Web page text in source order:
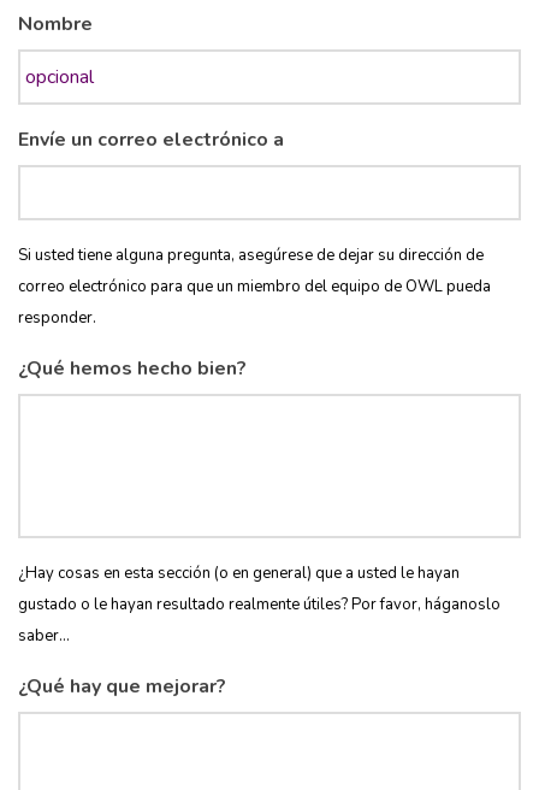
Nombre
Envíe un correo electrónico a
Si usted tiene alguna pregunta, asegúrese de dejar su dirección de
correo electrónico para que un miembro del equipo de OWL pueda
responder.
¿Qué hemos hecho bien?
¿Hay cosas en esta sección (o en general) que a usted le hayan
gustado o le hayan resultado realmente útiles? Por favor, háganoslo
saber...
¿Qué hay que mejorar?